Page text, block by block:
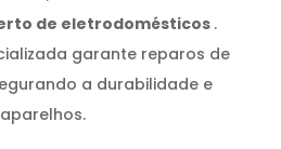
de eletrodomésticos .
garante reparos de
a durabilidade e